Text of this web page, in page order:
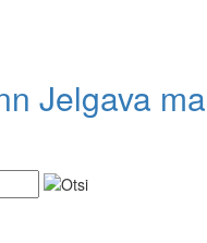
Jelgava